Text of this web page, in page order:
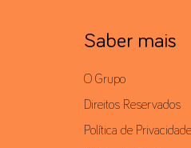
Saber mais
O Grupo
Direitos Reservados
Política de Privacidade